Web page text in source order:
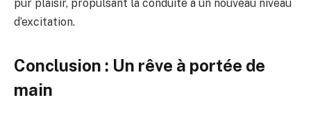
pur plaisir, propulsant la conduite à un nouveau niveau
d’excitation.
Conclusion : Un rêve à portée de
main